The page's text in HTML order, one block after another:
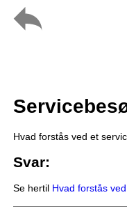
Hvad forstås ved et
Svar:
Se hertil Hvad forstås